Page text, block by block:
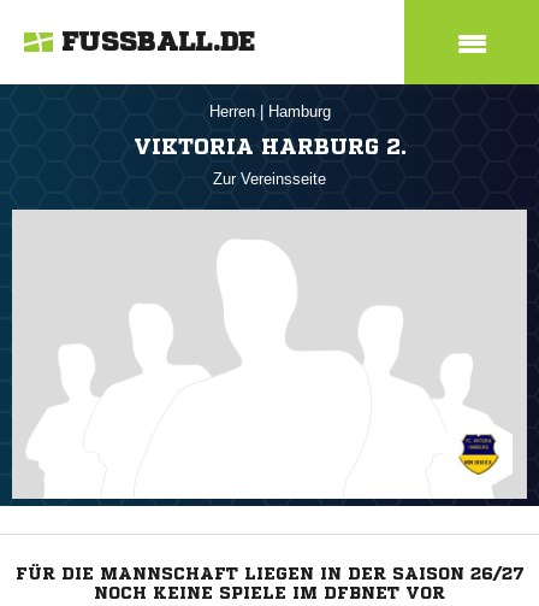
FUSSBALL.DE
Herren Hamburg
VIKTORIA HARBURG 2.
Zur Vereinsseite
FÜR DIE MANNSCHAFT LIEGEN IN DER SAISON 26/27
NOCH KEINE SPIELE IM DFBNET VOR